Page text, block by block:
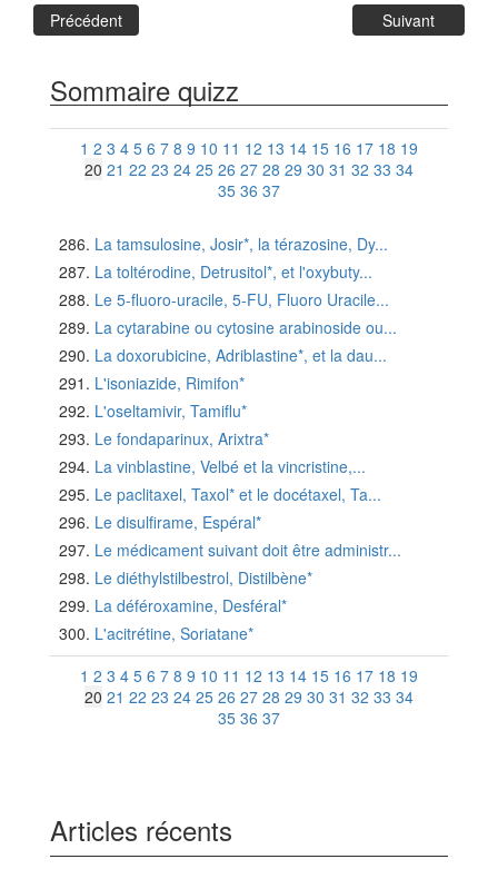
Précédent Suivant
Sommaire quizz
1 2 3 4 5 6 7 8 9 10 11 12 13 14 15 16 17 18 19
20 21 22 23 24 25 26 27 28 29 30 31 32 33 34
35 36 37
La tamsulosine, Josir*, la térazosine, Dy...
La toltérodine, Detrusitol*, et l'oxybuty...
Le 5-fluoro-uracile, 5-FU, Fluoro Uracile...
La cytarabine ou cytosine arabinoside ou...
La doxorubicine, Adriblastine*, et la dau...
L'isoniazide, Rimifon*
L'oseltamivir, Tamiflu*
Le fondaparinux, Arixtra*
La vinblastine, Velbé et la vincristine,...
Le paclitaxel, Taxol* et le docétaxel, Ta...
Le disulfirame, Espéral*
Le médicament suivant doit être administr...
Le diéthylstilbestrol, Distilbène*
La déféroxamine, Desféral*
L'acitrétine, Soriatane*
1 2 3 4 5 6 7 8 9 10 11 12 13 14 15 16 17 18 19
20 21 22 23 24 25 26 27 28 29 30 31 32 33 34
35 36 37
Articles récents